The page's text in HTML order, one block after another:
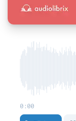
0:00